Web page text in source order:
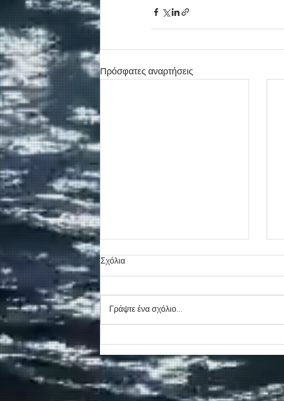
Πρόσφατες αναρτήσεις
Κασσελάκη στο λιμάνι της
Σούδας
Σχόλια
Γράψτε ένα σχόλιο...